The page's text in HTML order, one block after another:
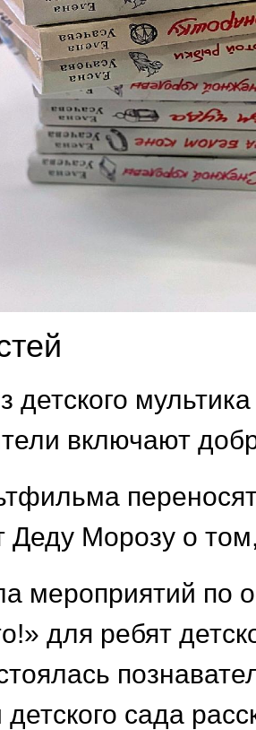
детского
включают
Деду Морозу о
мероприятий по
для ребят
сада